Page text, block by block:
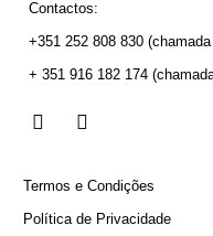
Contactos:
+351 252 808 830
+ 351 916 182 174
Termos e Condições
Política de Privacidade